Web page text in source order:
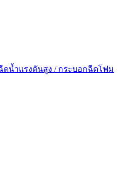
ดน้ำแรงดันสูง / กระบอกฉีดโฟม